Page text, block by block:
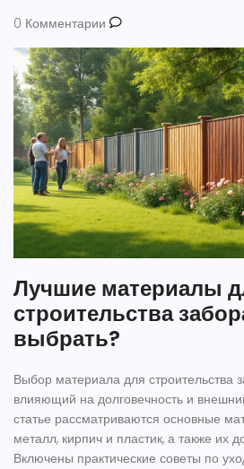
0 Комментарии
Лучшие материалы
строительства
выбрать?
Выбор материала для строительства
влияющий на долговечность и
статье рассматриваются основные
металл, кирпич и пластик, а также их
Включены практические советы по